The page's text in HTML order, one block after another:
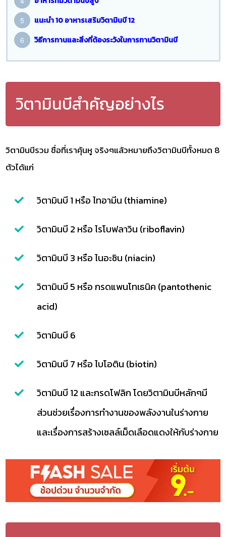
แนะนำ 10 อาหารเสริมวิตามินบี 12
วิธีการทานและสิ่งที่ต้องระวังในการทานวิตามินบี
วิตามินบีสำคัญอย่างไร
วิตามินบีรวม ชื่อที่เราคุ้นหู จริงๆแล้วหมายถึงวิตามินบีทั้งหมด 8
ตัวได้แก่
วิตามินบี 1 หรือ ไทอามีน (thiamine)
วิตามินบี 2 หรือ ไรโบฟลาวิน (riboflavin)
วิตามินบี 3 หรือ ไนอะซิน (niacin)
วิตามินบี 5 หรือ กรดแพนโทเธนิค (pantothenic
acid)
วิตามินบี 6
วิตามินบี 7 หรือ ไบโอติน (biotin)
วิตามินบี 12 และกรดโฟลิก โดยวิตามินบีหลักๆมี
ส่วนช่วยเรื่องการทำงานของพลังงานในร่างกาย
และเรื่องการสร้างเซลล์เม็ดเลือดแดงให้กับร่างกาย